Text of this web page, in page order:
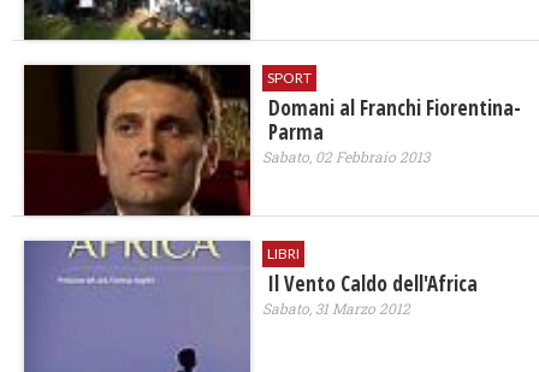
SPORT
Domani al Franchi Fiorentina-
Parma
Sabato, 02 Febbraio 2013
LIBRI
Il Vento Caldo dell'Africa
Sabato, 31 Marzo 2012